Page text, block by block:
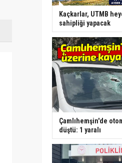
Kaçkarlar, UTMB
sahipliği yapacak
Çamlıhemşin'de
düştü: 1 yaralı